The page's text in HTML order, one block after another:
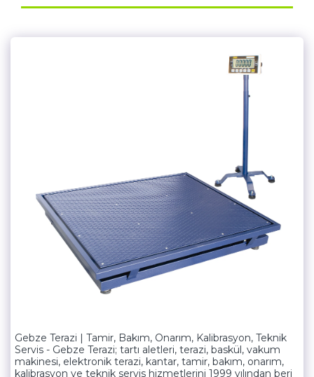
Gebze Terazi | Tamir, Bakım, Onarım, Kalibrasyon, Teknik
Servis - Gebze Terazi; tartı aletleri, terazi, baskül, vakum
makinesi, elektronik terazi, kantar, tamir, bakım, onarım,
kalibrasyon ve teknik servis hizmetlerini 1999 yılından beri